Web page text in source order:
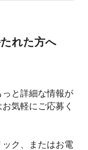
れた方へ
っと詳細な情報が
気軽にご応募く
ク、またはお電